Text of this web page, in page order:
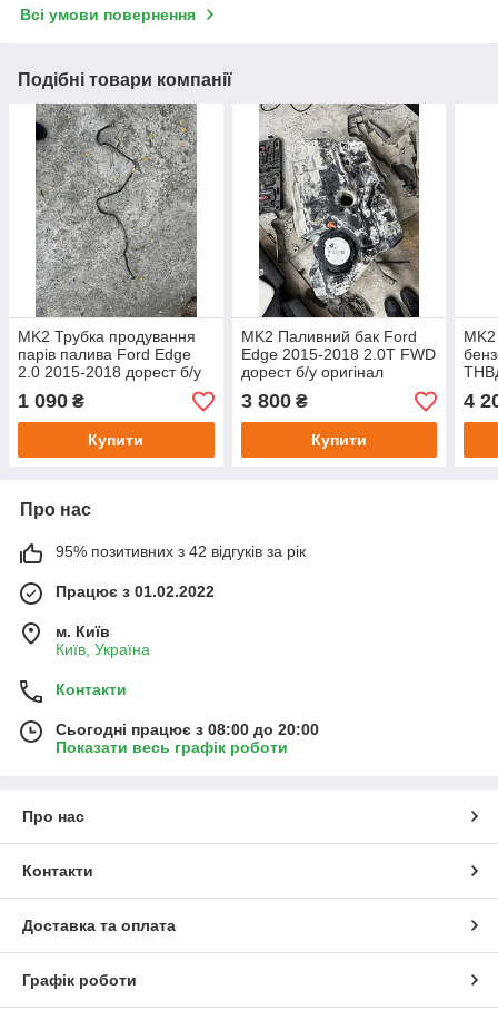
Всі умови повернення
Подібні товари компанії
MK2 Трубка продування
парів палива Ford Edge
2.0 2015-2018 дорест б/у
оригінал F2G39D668AC
1 090 ₴
Купити
MK2 Паливний бак Ford
Edge 2015-2018 2.0Т FWD
дорест б/у оригінал
3 800₴
Купити
4
Про нас
95% позитивних з 42 відгуків за рік
Працює з 01.02.2022
м. Київ
Київ, Україна
Контакти
Сьогодні працює з 08:00 до 20:00
Показати весь графік роботи
Про нас
Контакти
Доставка та оплата
Графік роботи